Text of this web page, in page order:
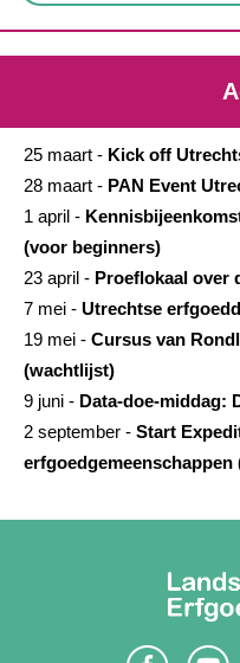
25 maart - Kick off
28 maart - PAN Event
1 april -
(voor beginners)
23 april - Proeflokaal over
7 mei - Utrechtse
19 mei - Cursus van
(wachtlijst)
9 juni - Data-doe-middag:
2 september - Start
erfgoedgemeenschappen